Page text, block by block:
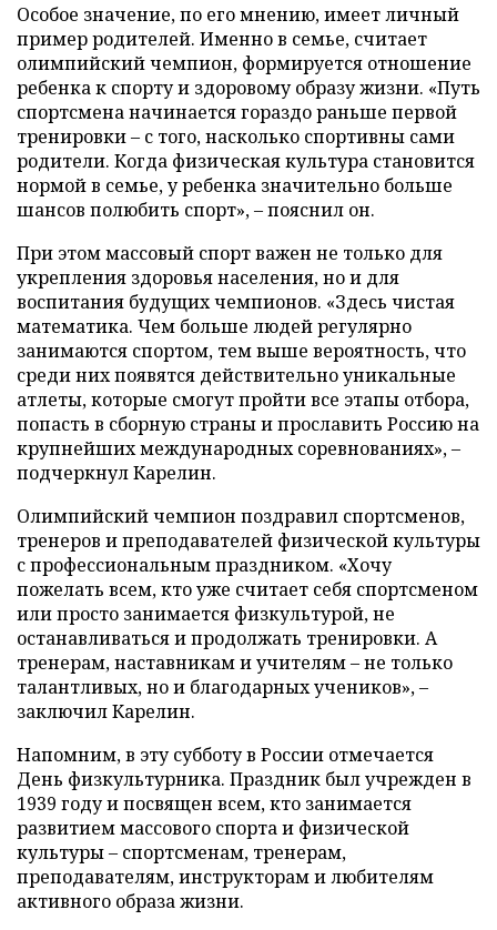
Особое значение, по его мнению, имеет личный
пример родителей. Именно в семье, считает
олимпийский чемпион, формируется отношение
ребенка к спорту и здоровому образу жизни. «Путь
спортсмена начинается гораздо раньше первой
тренировки – с того, насколько спортивны сами
родители. Когда физическая культура становится
нормой в семье, у ребенка значительно больше
шансов полюбить спорт», – пояснил он.
При этом массовый спорт важен не только для
укрепления здоровья населения, но и для
воспитания будущих чемпионов. «Здесь чистая
математика. Чем больше людей регулярно
занимаются спортом, тем выше вероятность, что
среди них появятся действительно уникальные
атлеты, которые смогут пройти все этапы отбора,
попасть в сборную страны и прославить Россию на
крупнейших международных соревнованиях», –
подчеркнул Карелин.
Олимпийский чемпион поздравил спортсменов,
тренеров и преподавателей физической культуры
с профессиональным праздником. «Хочу
пожелать всем, кто уже считает себя спортсменом
или просто занимается физкультурой, не
останавливаться и продолжать тренировки. А
тренерам, наставникам и учителям – не только
талантливых, но и благодарных учеников», –
заключил Карелин.
Напомним, в эту субботу в России отмечается
День физкультурника. Праздник был учрежден в
1939 году и посвящен всем, кто занимается
развитием массового спорта и физической
культуры – спортсменам, тренерам,
преподавателям, инструкторам и любителям
активного образа жизни.